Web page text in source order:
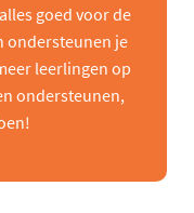
goed voor de
ondersteunen je
leerlingen op
ondersteunen,